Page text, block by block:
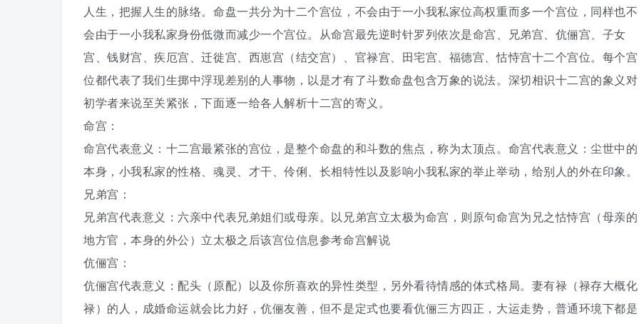
人生，把握人生的脉络。命盘一共分为十二个宫位，不会由于一小我私家位高权重而多一个宫位，同样也不
会由于一小我私家身份低微而减少一个宫位。从命宫最先逆时针罗列依次是命宫、兄弟宫、伉俪宫、子女
宫、钱财宫、疾厄宫、迁徙宫、西崽宫（结交宫）、官禄宫、田宅宫、福德宫、怙恃宫十二个宫位。每个宫
位都代表了我们生掷中浮现差别的人事物，以是才有了斗数命盘包含万象的说法。深切相识十二宫的象义对
初学者来说至关紧张，下面逐一给各人解析十二宫的寄义。
命宫：
命宫代表意义：十二宫最紧张的宫位，是整个命盘的和斗数的焦点，称为太顶点。命宫代表意义：尘世中的
本身，小我私家的性格、魂灵、才干、伶俐、长相特性以及影响小我私家的举止举动，给别人的外在印象。
兄弟宫：
兄弟宫代表意义：六亲中代表兄弟姐们或母亲。以兄弟宫立太极为命宫，则原句命宫为兄之怙恃宫（母亲的
地方官，本身的外公）立太极之后该宫位信息参考命宫解说
伉俪宫：
伉俪宫代表意义：配头（原配）以及你所喜欢的异性类型，另外看待情感的体式格局。妻有禄（禄存大概化
禄）的人，成婚命运就会比力好，伉俪友善，但不是定式也要看伉俪三方四正，大运走势，普通环境下都是